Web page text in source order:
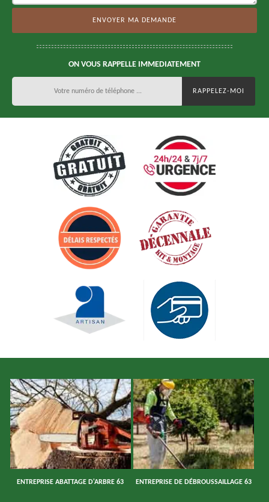
ON VOUS RAPPELLE IMMEDIATEMENT
ENTREPRISE ABATTAGE D'ARBRE 63 ENTREPRISE DE DÉBROUSSAILLAGE 63